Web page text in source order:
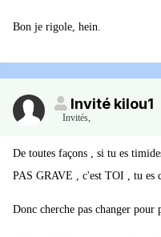
Bon je rigole, hein.
Invité kilou1
Invités,
De toutes façons , si tu es
PAS GRAVE , c'est TOI , tu es
Donc cherche pas changer